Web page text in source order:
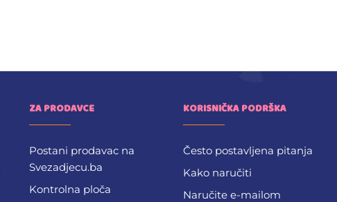
ZA PRODAVCE
Postani prodavac na
Svezadjecu.ba
Kontrolna ploča
KORISNIČKA PODRŠKA
Često postavljena pitanja
Kako naručiti
Naručite e-mailom